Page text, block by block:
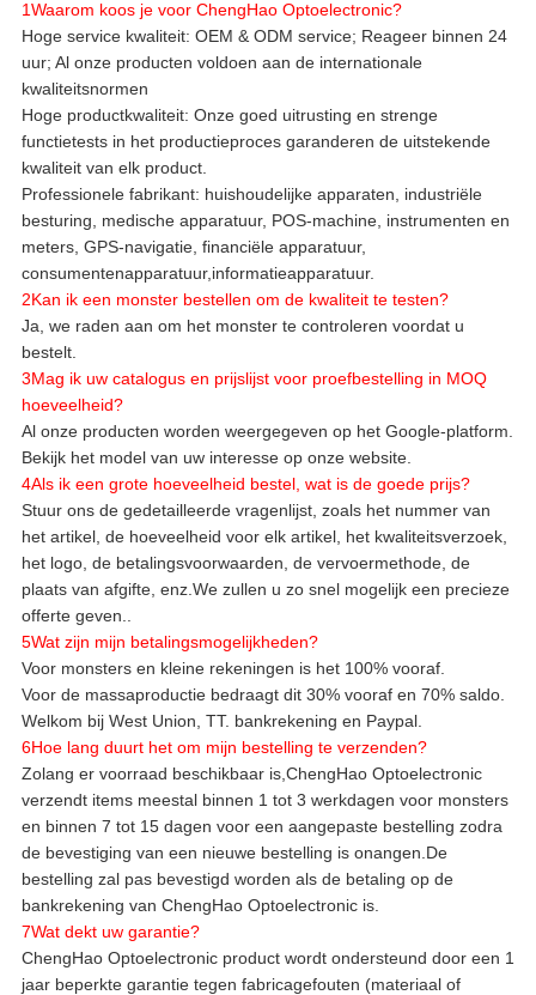
1Waarom koos je voor ChengHao Optoelectronic?
Hoge service kwaliteit: OEM & ODM service; Reageer binnen 24
uur; Al onze producten voldoen aan de internationale
kwaliteitsnormen
Hoge productkwaliteit: Onze goed uitrusting en strenge
functietests in het productieproces garanderen de uitstekende
kwaliteit van elk product.
Professionele fabrikant: huishoudelijke apparaten, industriële
besturing, medische apparatuur, POS-machine, instrumenten en
meters, GPS-navigatie, financiële apparatuur,
consumentenapparatuur,informatieapparatuur.
2Kan ik een monster bestellen om de kwaliteit te testen?
Ja, we raden aan om het monster te controleren voordat u
bestelt.
3Mag ik uw catalogus en prijslijst voor proefbestelling in MOQ
hoeveelheid?
Al onze producten worden weergegeven op het Google-platform.
Bekijk het model van uw interesse op onze website.
4Als ik een grote hoeveelheid bestel, wat is de goede prijs?
Stuur ons de gedetailleerde vragenlijst, zoals het nummer van
het artikel, de hoeveelheid voor elk artikel, het kwaliteitsverzoek,
het logo, de betalingsvoorwaarden, de vervoermethode, de
plaats van afgifte, enz.We zullen u zo snel mogelijk een precieze
offerte geven..
5Wat zijn mijn betalingsmogelijkheden?
Voor monsters en kleine rekeningen is het 100% vooraf.
Voor de massaproductie bedraagt dit 30% vooraf en 70% saldo.
Welkom bij West Union, TT. bankrekening en Paypal.
6Hoe lang duurt het om mijn bestelling te verzenden?
Zolang er voorraad beschikbaar is,ChengHao Optoelectronic
verzendt items meestal binnen 1 tot 3 werkdagen voor monsters
en binnen 7 tot 15 dagen voor een aangepaste bestelling zodra
de bevestiging van een nieuwe bestelling is onangen.De
bestelling zal pas bevestigd worden als de betaling op de
bankrekening van ChengHao Optoelectronic is.
7Wat dekt uw garantie?
ChengHao Optoelectronic product wordt ondersteund door een 1
jaar beperkte garantie tegen fabricagefouten (materiaal of